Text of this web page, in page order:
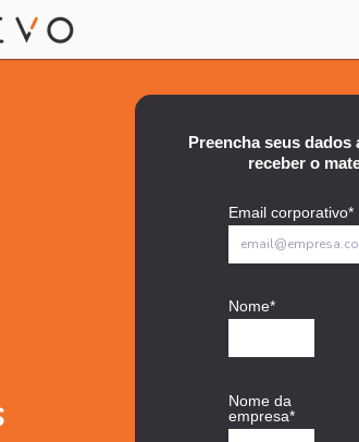
Preencha seus dados
receber o
Email corporativo*
Nome*
Nome da
empresa*